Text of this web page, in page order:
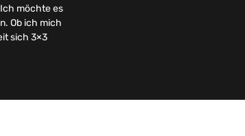
möchte es
Ob ich mich
sich 3×3